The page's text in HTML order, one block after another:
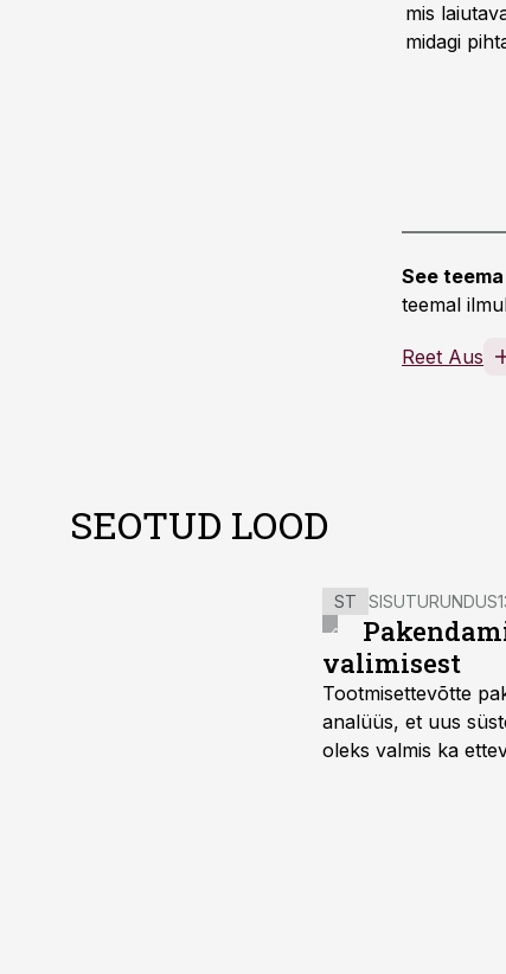
mis
midagi
See
teemal
Reet Aus
SEOTUD LOOD
ST SISUTURUNDUS
valimisest
Tootmisettevõtte
analüüs, et uus
oleks valmis ka